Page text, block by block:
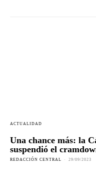
ACTUALIDAD
Una chance más: la
suspendió el
REDACCIÓN CENTRAL - 29/09/2023